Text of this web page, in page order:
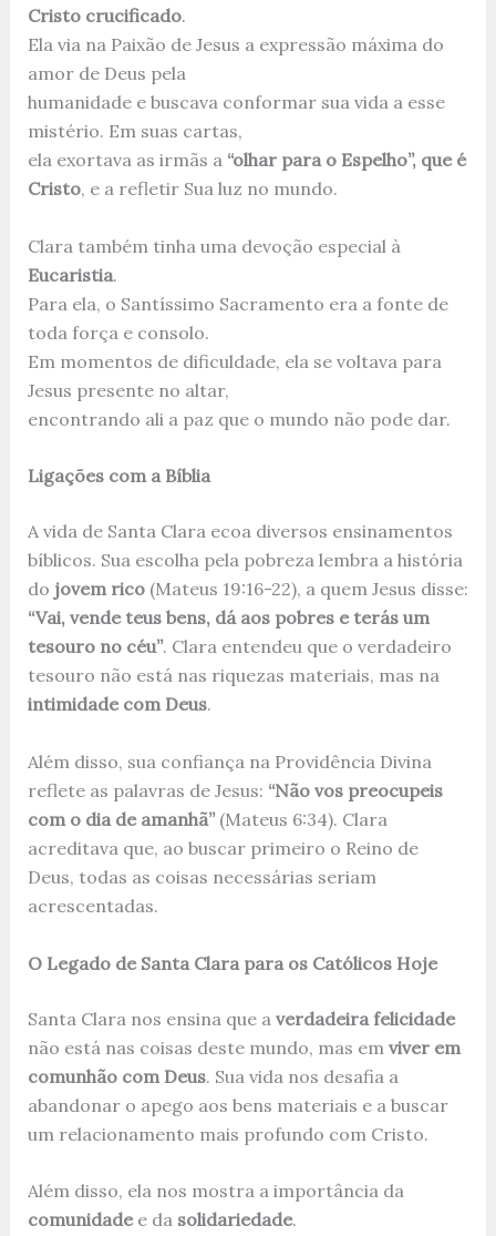
Cristo crucificado.
Ela via na Paixão de Jesus a expressão máxima do
amor de Deus pela
humanidade e buscava conformar sua vida a esse
mistério. Em suas cartas,
ela exortava as irmãs a “olhar para o Espelho”, que é
Cristo, e a refletir Sua luz no mundo.
Clara também tinha uma devoção especial à
Eucaristia.
Para ela, o Santíssimo Sacramento era a fonte de
toda força e consolo.
Em momentos de dificuldade, ela se voltava para
Jesus presente no altar,
encontrando ali a paz que o mundo não pode dar.
Ligações com a Bíblia
A vida de Santa Clara ecoa diversos ensinamentos
bíblicos. Sua escolha pela pobreza lembra a história
do jovem rico(Mateus 19:16-22), a quem Jesus disse:
“Vai, vende teus bens, dá aos pobres e terás um
tesouro no céu”. Clara entendeu que o verdadeiro
tesouro não está nas riquezas materiais, mas na
intimidade com Deus.
Além disso, sua confiança na Providência Divina
reflete as palavras de Jesus: “Não vos preocupeis
com o dia de amanhã”(Mateus 6:34). Clara
acreditava que, ao buscar primeiro o Reino de
Deus, todas as coisas necessárias seriam
acrescentadas.
O Legado de Santa Clara para os Católicos Hoje
Santa Clara nos ensina que a verdadeira felicidade
não está nas coisas deste mundo, mas em viver em
comunhão com Deus. Sua vida nos desafia a
abandonar o apego aos bens materiais e a buscar
um relacionamento mais profundo com Cristo.
Além disso, ela nos mostra a importância da
comunidadee da solidariedade.